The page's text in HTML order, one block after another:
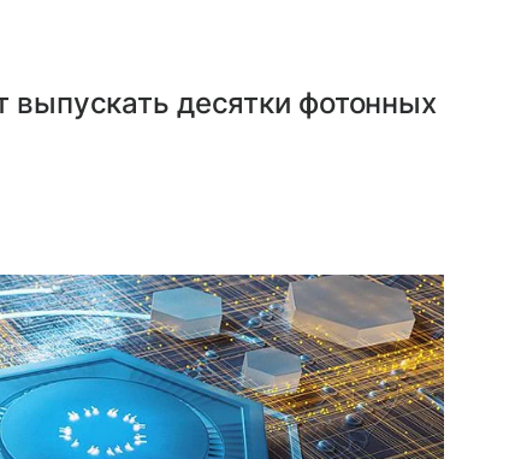
выпускать десятки фотонных